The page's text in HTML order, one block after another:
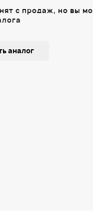
с продаж, но вы
аналог